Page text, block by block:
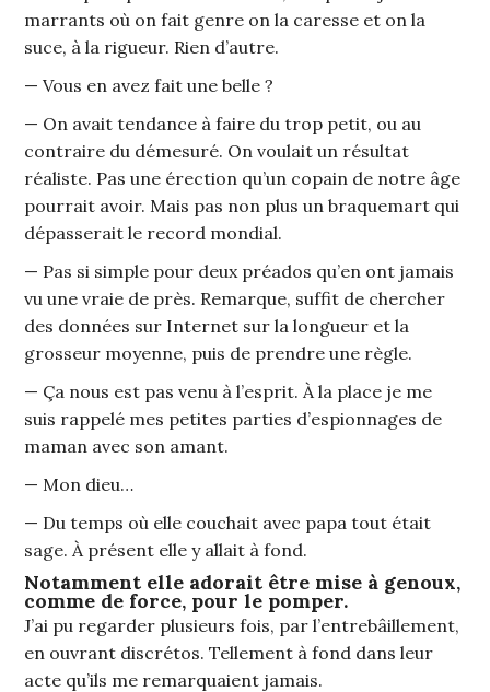
marrants où on fait genre on la caresse et on la
suce, à la rigueur. Rien d’autre.
— Vous en avez fait une belle ?
— On avait tendance à faire du trop petit, ou au
contraire du démesuré. On voulait un résultat
réaliste. Pas une érection qu’un copain de notre âge
pourrait avoir. Mais pas non plus un braquemart qui
dépasserait le record mondial.
— Pas si simple pour deux préados qu’en ont jamais
vu une vraie de près. Remarque, suffit de chercher
des données sur Internet sur la longueur et la
grosseur moyenne, puis de prendre une règle.
— Ça nous est pas venu à l’esprit. À la place je me
suis rappelé mes petites parties d’espionnages de
maman avec son amant.
— Mon dieu…
— Du temps où elle couchait avec papa tout était
sage. À présent elle y allait à fond.
Notamment elle adorait être mise à genoux,
comme de force, pour le pomper.
J’ai pu regarder plusieurs fois, par l’entrebâillement,
en ouvrant discrétos. Tellement à fond dans leur
acte qu’ils me remarquaient jamais.